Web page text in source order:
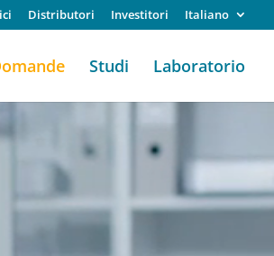
Distributori Investitori Italiano
Studi Laboratorio